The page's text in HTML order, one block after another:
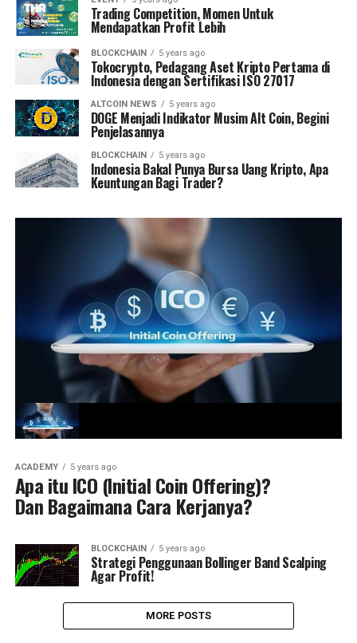
Trading Competition, Momen Untuk
Mendapatkan Profit Lebih
BLOCKCHAIN 5 years ago
Tokocrypto, Pedagang Aset Kripto Pertama di
Indonesia dengan Sertifikasi ISO 27017
ALTCOIN NEWS 5 years ago
DOGE Menjadi Indikator Musim Alt Coin, Begini
Penjelasannya
BLOCKCHAIN 5 years ago
Indonesia Bakal Punya Bursa Uang Kripto, Apa
Keuntungan Bagi Trader?
ACADEMY 5 years ago
Apa itu ICO (Initial Coin Offering)?
Dan Bagaimana Cara Kerjanya?
BLOCKCHAIN 5 years ago
Strategi Penggunaan Bollinger Band Scalping
Agar Profit!
MORE POSTS